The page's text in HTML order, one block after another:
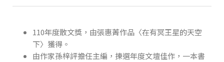
110年度散文獎，由張惠菁作品〈在有冥王星的天空
下〉獲得。
由作家孫梓評擔任主編，揀選年度文壇佳作，一本書